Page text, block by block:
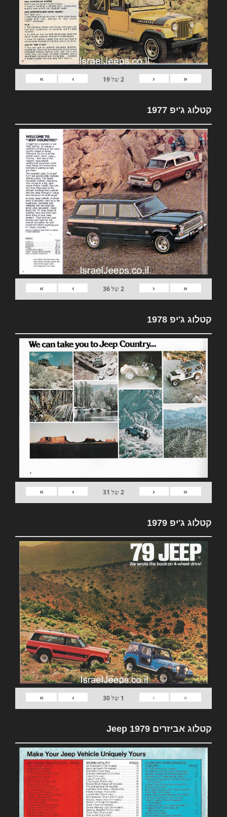
«
‹
2של19
›
»
קטלוג ג'יפ 1977
«
‹
2של36
›
»
קטלוג ג'יפ 1978
«
‹
2של 31
›
»
קטלוג ג'יפ 1979
«
‹
1 של30
›
»
קטלוג אביזרים 1979 Jeep